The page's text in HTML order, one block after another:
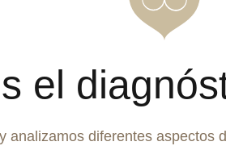
el
analizamos diferentes aspectos